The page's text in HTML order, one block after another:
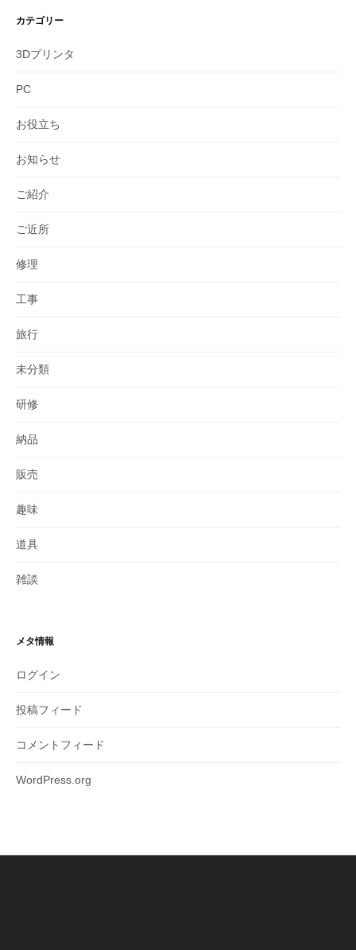
カテゴリー
3Dプリンタ
PC
お役立ち
お知らせ
ご紹介
ご近所
修理
工事
旅行
未分類
研修
納品
販売
趣味
道具
雑談
メタ情報
ログイン
投稿フィード
コメントフィード
WordPress.org